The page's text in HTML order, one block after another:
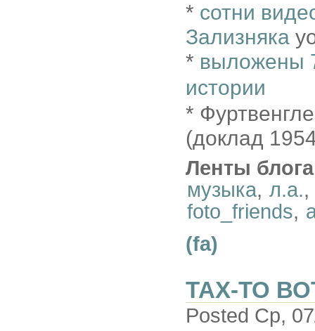
* сотни
Зализняка
* выложены
истории
*
(доклад
Ленты
музыка, л.а.,
foto_friends,
(fa)
ТАХ-ТО
Posted Ср,